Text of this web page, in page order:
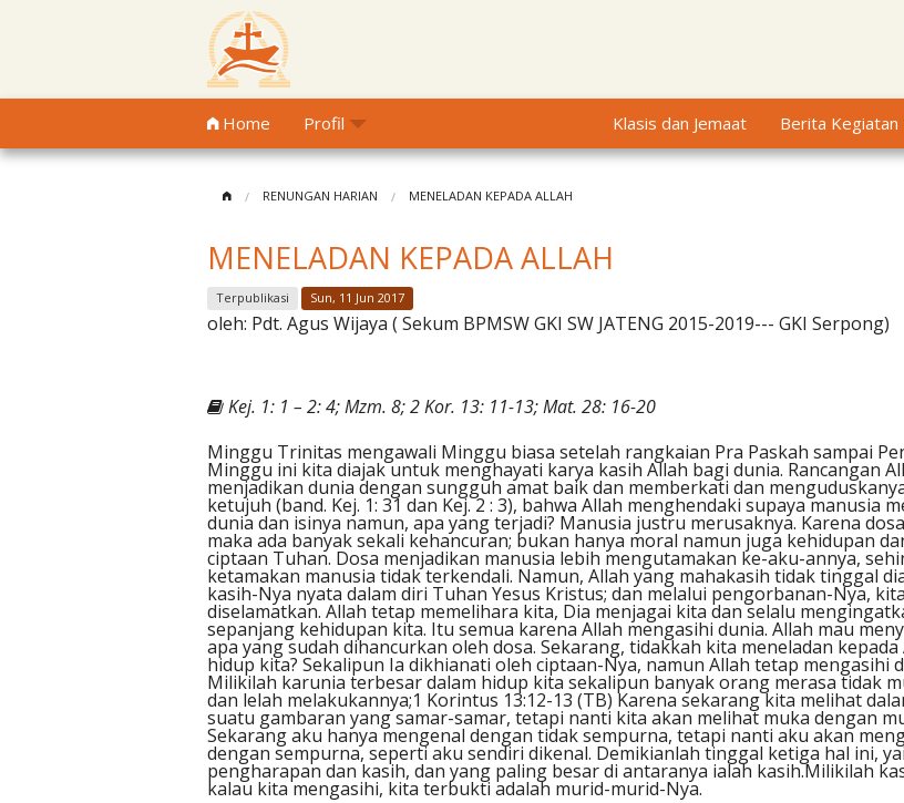
Home Profil Klasis dan Jemaat Berita Kegiatan
RENUNGAN HARIAN MENELADAN KEPADA ALLAH
MENELADAN KEPADA ALLAH
Terpublikasi Sun, 11 Jun 2017
oleh: Pdt. Agus Wijaya ( Sekum BPMSW GKI SW JATENG 2015-2019--- GKI Serpong)
Kej. 1: 1 – 2: 4; Mzm. 8; 2 Kor. 13: 11-13; Mat. 28: 16-20
Minggu Trinitas mengawali Minggu biasa setelah rangkaian Pra Paskah sampai
Minggu ini kita diajak untuk menghayati karya kasih Allah bagi dunia. Rancangan
menjadikan dunia dengan sungguh amat baik dan memberkati dan
ketujuh (band. Kej. 1: 31 dan Kej. 2 : 3), bahwa Allah menghendaki supaya manusia
dunia dan isinya namun, apa yang terjadi? Manusia justru merusaknya. Karena
maka ada banyak sekali kehancuran; bukan hanya moral namun juga kehidupan
ciptaan Tuhan. Dosa menjadikan manusia lebih mengutamakan ke-aku-annya,
ketamakan manusia tidak terkendali. Namun, Allah yang mahakasih tidak tinggal
kasih-Nya nyata dalam diri Tuhan Yesus Kristus; dan melalui pengorbanan-Nya, kita
diselamatkan. Allah tetap memelihara kita, Dia menjagai kita dan selalu
sepanjang kehidupan kita. Itu semua karena Allah mengasihi dunia. Allah mau
apa yang sudah dihancurkan oleh dosa. Sekarang, tidakkah kita meneladan kepada
hidup kita? Sekalipun Ia dikhianati oleh ciptaan-Nya, namun Allah tetap mengasihi
Milikilah karunia terbesar dalam hidup kita sekalipun banyak orang merasa tidak
dan lelah melakukannya;1 Korintus 13:12-13 (TB) Karena sekarang kita melihat
suatu gambaran yang samar-samar, tetapi nanti kita akan melihat muka dengan
Sekarang aku hanya mengenal dengan tidak sempurna, tetapi nanti aku akan
dengan sempurna, seperti aku sendiri dikenal. Demikianlah tinggal ketiga hal ini,
pengharapan dan kasih, dan yang paling besar di antaranya ialah kasih.Milikilah
kalau kita mengasihi, kita terbukti adalah murid-murid-Nya.